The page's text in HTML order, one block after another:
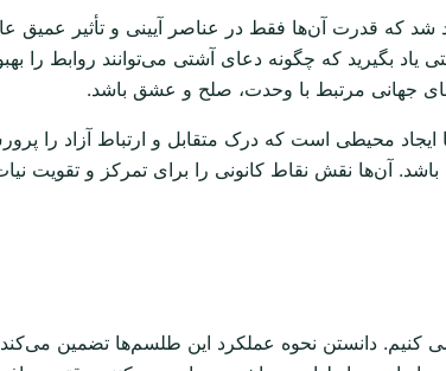
شد که قدرت آن‌ها فقط در عناصر آیینی و تأثیر عمیق
بگیرید که چگونه دعای آشتی می‌توانند روابط را
جهانی مرتبط با وحدت، صلح و عشق باشد.
محیطی است که درک متقابل و ارتباط آزاد را
آن‌ها نقش نقاط کانونی را برای تمرکز و تقویت
کنیم. دانستن نحوه عملکرد این طلسم‌ها تضمین